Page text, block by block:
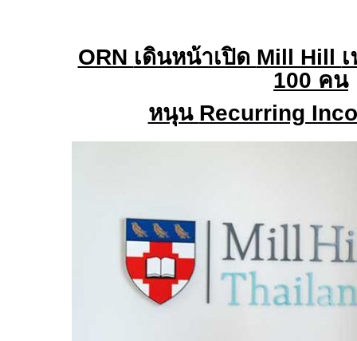
ORN เดินหน้าเปิด Mill Hill
100 คน
หนุน Recurring